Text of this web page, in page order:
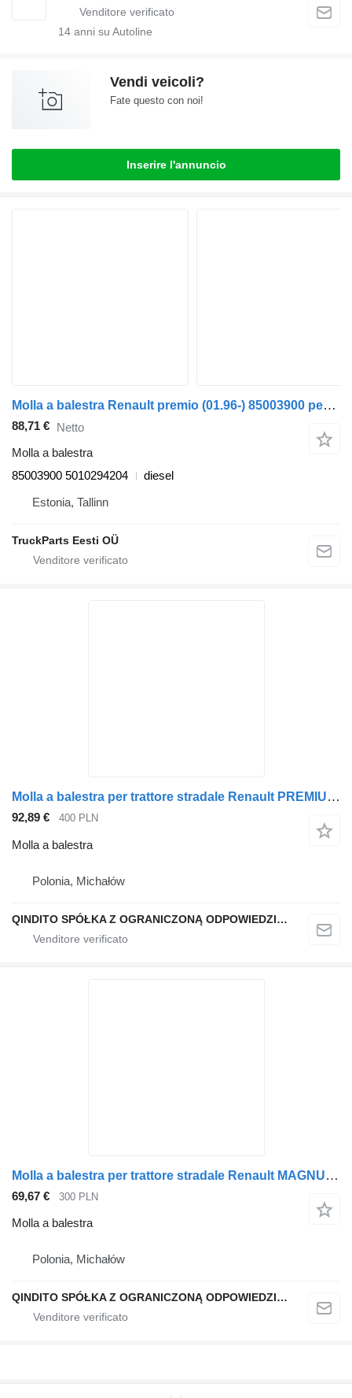
14 anni su Autoline
Vendi veicoli?
Fate questo con noi!
Inserire l'annuncio
Molla a balestra Renault premio (01.96-) 85003900 per trattore stradale Renault Premium, Premium 2 (1996-2014)
88,71 € Netto
Molla a balestra
85003900 5010294204
diesel
Estonia, Tallinn
TruckParts Eesti OÜ
Molla a balestra per trattore stradale Renault PREMIUM KERAX
92,89 € 400 PLN
Molla a balestra
Polonia, Michałów
QINDITO SPÓŁKA Z OGRANICZONĄ ODPOWIEDZIALNOŚCIĄ
Molla a balestra per trattore stradale Renault MAGNUM PREMIUM
69,67 € 300 PLN
Molla a balestra
Polonia, Michałów
QINDITO SPÓŁKA Z OGRANICZONĄ ODPOWIEDZIALNOŚCIĄ